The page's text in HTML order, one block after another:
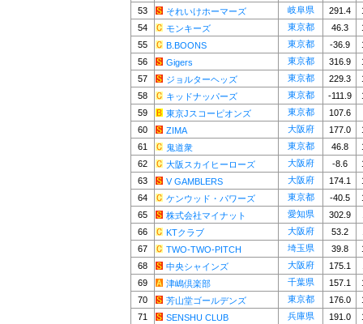
53
それいけホーマーズ 岐阜県 291.4
54
モンキーズ 東京都 46.3
55
B.BOONS 東京都 -36.9
56
Gigers 東京都 316.9
57
ジョルターヘッズ 東京都 229.3
58
キッドナッパーズ 東京都 -111.9
59
東京Jスコーピオンズ 東京都
107.6
60
ZIMA 大阪府 177.0
61
鬼道衆 東京都 46.8
62
大阪スカイヒーローズ 大阪府 -8.6
63
V GAMBLERS 大阪府 174.1
64
ケンウッド・パワーズ 東京都 -40.5
65
株式会社マイナット 愛知県 302.9
66
KTクラブ 大阪府 53.2
67
TWO-TWO-PITCH 埼玉県 39.8
68
中央シャインズ 大阪府 175.1
69
津嶋倶楽部 千葉県 157.1
70
芳山堂ゴールデンズ 東京都 176.0
71
SENSHU CLUB 兵庫県 191.0